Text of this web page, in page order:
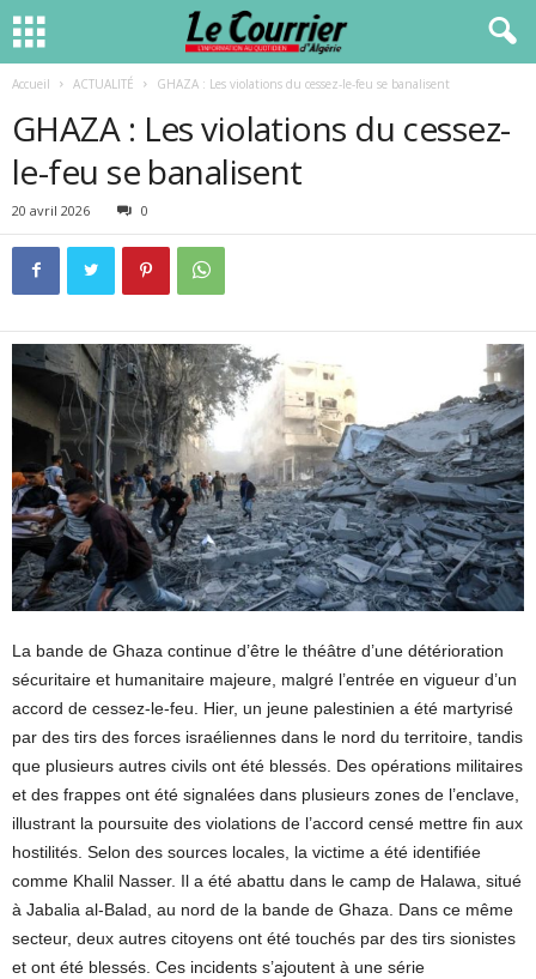
Accueil ACTUALITÉ GHAZA : Les violations du cessez-le-feu se banalisent
GHAZA : Les violations du cessez-
le-feu se banalisent
20 avril 2026 0
La bande de Ghaza continue d’être le théâtre d’une détérioration
sécuritaire et humanitaire majeure, malgré l’entrée en vigueur d’un
accord de cessez-le-feu. Hier, un jeune palestinien a été martyrisé
par des tirs des forces israéliennes dans le nord du territoire, tandis
que plusieurs autres civils ont été blessés. Des opérations militaires
et des frappes ont été signalées dans plusieurs zones de l’enclave,
illustrant la poursuite des violations de l’accord censé mettre fin aux
hostilités. Selon des sources locales, la victime a été identifiée
comme Khalil Nasser. Il a été abattu dans le camp de Halawa, situé
à Jabalia al-Balad, au nord de la bande de Ghaza. Dans ce même
secteur, deux autres citoyens ont été touchés par des tirs sionistes
et ont été blessés. Ces incidents s’ajoutent à une série